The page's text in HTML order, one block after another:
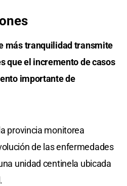
más tranquilidad transmite
que el incremento de casos
importante de
provincia monitorea
de las enfermedades
unidad centinela ubicada